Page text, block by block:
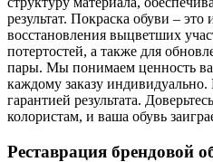
результат. Покраска обуви –
восстановления выцветших
потертостей, а также для
пары. Мы понимаем ценность
каждому заказу
гарантией результата.
колористам, и ваша обувь
Реставрация брендовой